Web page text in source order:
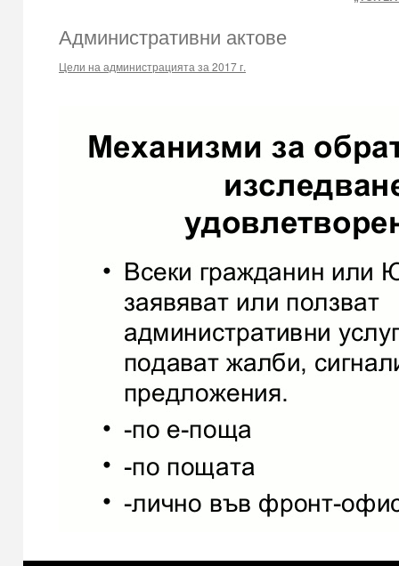
Административни актове
Цели на администрацията за 2017 г.